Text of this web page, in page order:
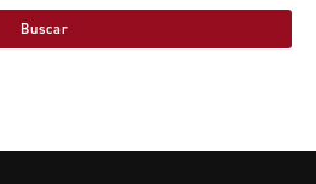
Buscar